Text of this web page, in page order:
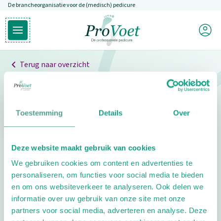
Toestemming Details Over
Deze website maakt gebruik van cookies
We gebruiken cookies om content en advertenties te
personaliseren, om functies voor social media te bieden
en om ons websiteverkeer te analyseren. Ook delen we
informatie over uw gebruik van onze site met onze
partners voor social media, adverteren en analyse. Deze
Overslaan en naar de inhoud gaan
De brancheorganisatie voor de (medisch) pedicure
Open hoofdmenu
Ga naar de homepagina
Mijn
Terug naar overzicht
Professionals
Pedicure niet gevonden
pedicure.